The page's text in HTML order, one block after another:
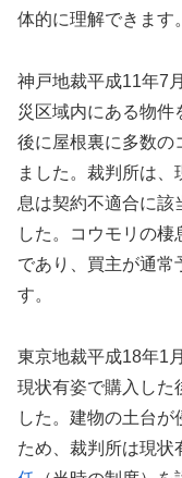
体的に理解できます。
神戸地裁平成11年7
災区域内にある物件
後に屋根裏に多数の
ました。裁判所は
息は契約不適合に該
した。コウモリの
であり、買主が通常
す。
東京地裁平成18年1
現状有姿で購入した
した。建物の土台
ため、裁判所は現状